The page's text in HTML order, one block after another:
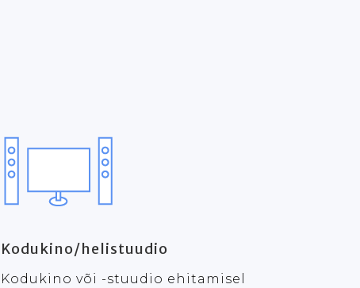
Kodukino/helistuudio
Kodukino või -stuudio ehitamisel